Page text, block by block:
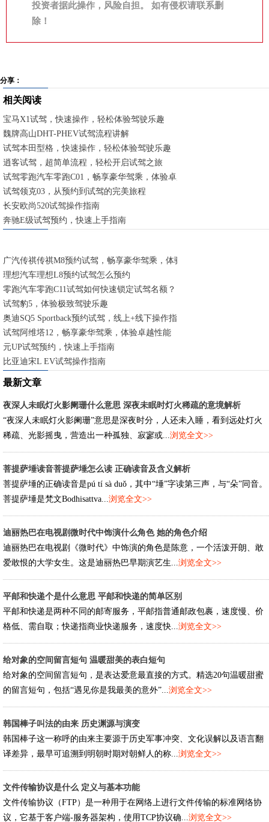
投资者据此操作，风险自担。 如有侵权请联系删
除！
分享：
相关阅读
宝马X1试驾，快速操作，轻松体验驾驶乐趣
魏牌高山DHT-PHEV试驾流程讲解
试驾本田型格，快速操作，轻松体验驾驶乐趣
逍客试驾，超简单流程，轻松开启试驾之旅
试驾零跑汽车零跑C01，畅享豪华驾乘，体验卓越性能
试驾领克03，从预约到试驾的完美旅程
长安欧尚520试驾操作指南
奔驰E级试驾预约，快速上手指南
广汽传祺传祺M8预约试驾，畅享豪华驾乘，体验卓越性能
理想汽车理想L8预约试驾怎么预约
零跑汽车零跑C11试驾如何快速锁定试驾名额？
试驾豹5，体验极致驾驶乐趣
奥迪SQ5 Sportback预约试驾，线上+线下操作指南
试驾阿维塔12，畅享豪华驾乘，体验卓越性能
元UP试驾预约，快速上手指南
比亚迪宋L EV试驾操作指南
最新文章
夜深人未眠灯火影阑珊什么意思 深夜未眠时灯火稀疏的意境解析
“夜深人未眠灯火影阑珊”意思是深夜时分，人还未入睡，看到远处灯火
稀疏、光影摇曳，营造出一种孤独、寂寥或...浏览全文>>
菩提萨埵读音菩提萨埵怎么读 正确读音及含义解析
菩提萨埵的正确读音是pú tí sà duǒ，其中“埵”字读第三声，与“朵”同音。
菩提萨埵是梵文Bodhisattva...浏览全文>>
迪丽热巴在电视剧微时代中饰演什么角色 她的角色介绍
迪丽热巴在电视剧《微时代》中饰演的角色是陈意，一个活泼开朗、敢
爱敢恨的大学女生。这是迪丽热巴早期演艺生...浏览全文>>
平邮和快递个是什么意思 平邮和快递的简单区别
平邮和快递是两种不同的邮寄服务，平邮指普通邮政包裹，速度慢、价
格低、需自取；快递指商业快递服务，速度快...浏览全文>>
给对象的空间留言短句 温暖甜美的表白短句
给对象的空间留言短句，是表达爱意最直接的方式。精选20句温暖甜蜜
的留言短句，包括“遇见你是我最美的意外”...浏览全文>>
韩国棒子叫法的由来 历史渊源与演变
韩国棒子这一称呼的由来主要源于历史军事冲突、文化误解以及语言翻
译差异，最早可追溯到明朝时期对朝鲜人的称...浏览全文>>
文件传输协议是什么 定义与基本功能
文件传输协议（FTP）是一种用于在网络上进行文件传输的标准网络协
议，它基于客户端-服务器架构，使用TCP协议确...浏览全文>>